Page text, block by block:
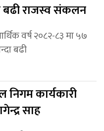
बढी राजस्व संकलन
वर्ष २०८२-८३ मा ५७
बढी
कार्यकारी
साह